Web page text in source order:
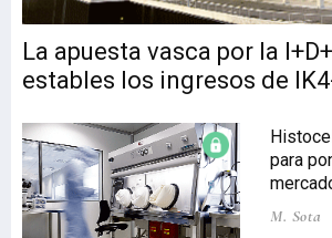
La apuesta vasca por la
estables los ingresos de
para
M. Sota